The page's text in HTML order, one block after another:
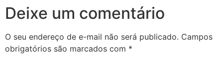
Deixe um comentário
O seu endereço de e-mail não será publicado. Campos
obrigatórios são marcados com *